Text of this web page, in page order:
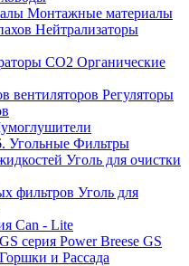
Монтажные материалы
Нейтрализаторы
Органические
Регуляторы
Угольные Фильтры
Уголь для очистки
Уголь для
Can - Lite
серия Power Breese GS
и Рассада